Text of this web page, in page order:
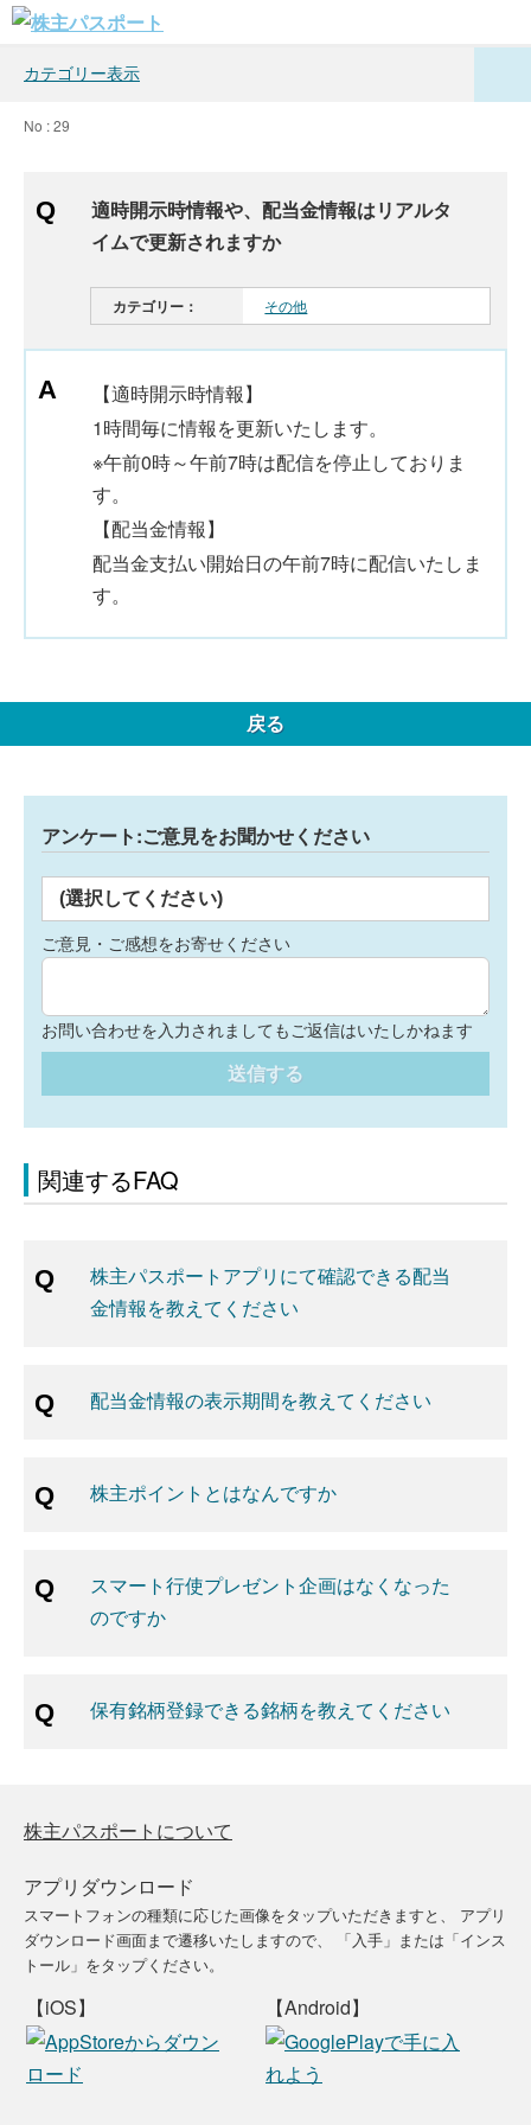
カテゴリー表示
No : 29
適時開示時情報や、配当金情報はリアルタ
イムで更新されますか
カテゴリー： その他
【適時開示時情報】
1時間毎に情報を更新いたします。
※午前0時～午前7時は配信を停止しておりま
す。
【配当金情報】
配当金支払い開始日の午前7時に配信いたしま
す。
戻る
アンケート:ご意見をお聞かせください
(選択してください)
ご意見・ご感想をお寄せください
お問い合わせを入力されましてもご返信はいたしかねます
送信する
関連するFAQ
株主パスポートアプリにて確認できる配当
金情報を教えてください
配当金情報の表示期間を教えてください
株主ポイントとはなんですか
スマート行使プレゼント企画はなくなった
のですか
保有銘柄登録できる銘柄を教えてください
株主パスポートについて
アプリダウンロード
スマートフォンの種類に応じた画像をタップいただきますと、
アプリ
ダウンロード画面まで遷移いたしますので、
「入手」または「インス
トール」をタップください。
【iOS】 【Android】